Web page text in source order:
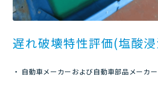
遅れ破壊特性評価(塩酸
自動車メーカーおよび自動車部品メーカー